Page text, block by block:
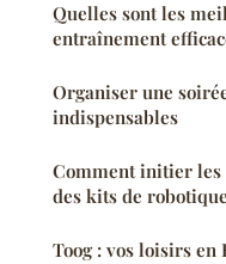
Quelles sont les
entraînement
Organiser une
indispensables
Comment initier les
des kits de
Toog : vos loisirs en